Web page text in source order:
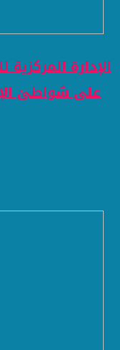
الإدارة
على شواطئ